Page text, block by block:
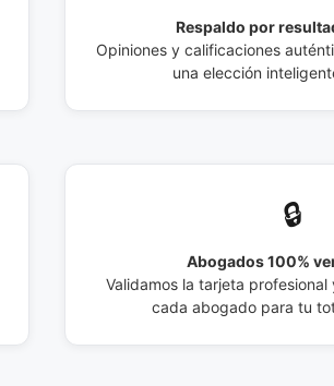
Respaldo por
Opiniones y calificaciones
una elección
🔒
Abogados 100%
Validamos la tarjeta
cada abogado para tu